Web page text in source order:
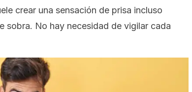
crear una sensación de prisa incluso
sobra. No hay necesidad de vigilar cada